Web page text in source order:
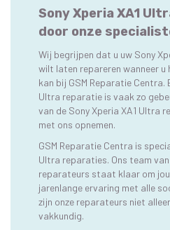
Sony Xperia XA1
door onze
Wij begrijpen dat u uw Sony
wilt laten repareren wanneer u
kan bij GSM Reparatie Centra.
Ultra reparatie is vaak zo
van de Sony Xperia XA1 Ultra
met ons opnemen.
GSM Reparatie Centra is
Ultra reparaties. Ons team
reparateurs staat klaar om jou
jarenlange ervaring met alle
zijn onze reparateurs niet
vakkundig.